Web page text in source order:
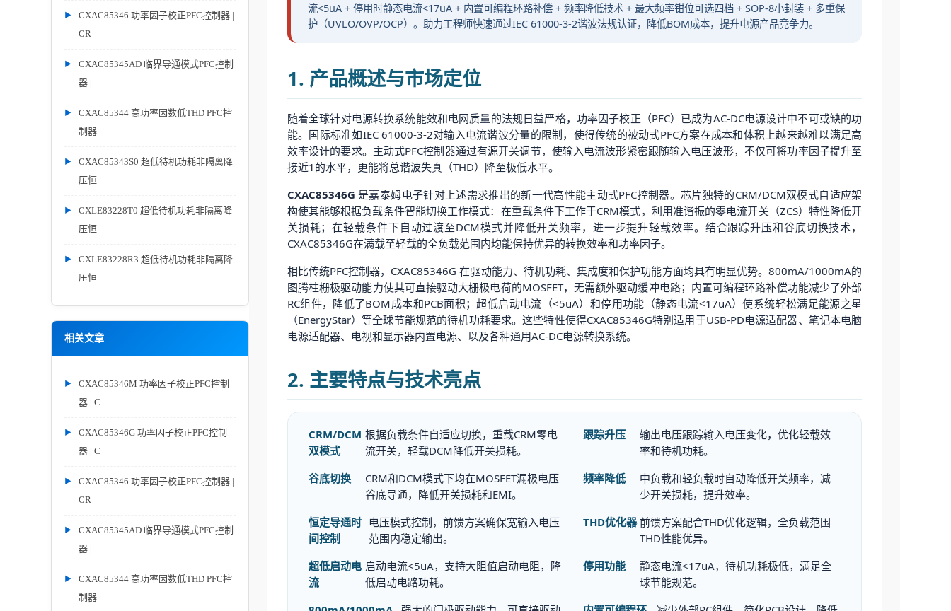
CXAC85346 功率因子校正PFC控制器 |
CR
CXAC85345AD 临界导通模式PFC控制
器 |
CXAC85344 高功率因数低THD PFC控
制器
CXAC85343S0 超低待机功耗非隔离降
压恒
CXLE83228T0 超低待机功耗非隔离降
压恒
CXLE83228R3 超低待机功耗非隔离降
压恒
相关文章
CXAC85346M 功率因子校正PFC控制
器 | C
CXAC85346G 功率因子校正PFC控制
器 | C
CXAC85346 功率因子校正PFC控制器 |
CR
CXAC85345AD 临界导通模式PFC控制
器 |
CXAC85344 高功率因数低THD PFC控
制器
流<5uA + 停用时静态电流<17uA + 内置可编程环路补偿 + 频率降低技术 + 最大频率钳位可选四档 + SOP-8小封装 + 多重保
护（UVLO/OVP/OCP）。助力工程师快速通过IEC 61000-3-2谐波法规认证，降低BOM成本，提升电源产品竞争力。
1. 产品概述与市场定位
随着全球针对电源转换系统能效和电网质量的法规日益严格，功率因子校正（PFC）已成为AC-DC电源设计中不可或缺的功
能。国际标准如IEC 61000-3-2对输入电流谐波分量的限制，使得传统的被动式PFC方案在成本和体积上越来越难以满足高
效率设计的要求。主动式PFC控制器通过有源开关调节，使输入电流波形紧密跟随输入电压波形，不仅可将功率因子提升至
接近1的水平，更能将总谐波失真（THD）降至极低水平。
CXAC85346G 是嘉泰姆电子针对上述需求推出的新一代高性能主动式PFC控制器。芯片独特的CRM/DCM双模式自适应架
构使其能够根据负载条件智能切换工作模式：在重载条件下工作于CRM模式，利用准谐振的零电流开关（ZCS）特性降低开
关损耗；在轻载条件下自动过渡至DCM模式并降低开关频率，进一步提升轻载效率。结合跟踪升压和谷底切换技术，
CXAC85346G在满载至轻载的全负载范围内均能保持优异的转换效率和功率因子。
相比传统PFC控制器，CXAC85346G 在驱动能力、待机功耗、集成度和保护功能方面均具有明显优势。800mA/1000mA的
图腾柱栅极驱动能力使其可直接驱动大栅极电荷的MOSFET，无需额外驱动缓冲电路；内置可编程环路补偿功能减少了外部
RC组件，降低了BOM成本和PCB面积；超低启动电流（<5uA）和停用功能（静态电流<17uA）使系统轻松满足能源之星
（EnergyStar）等全球节能规范的待机功耗要求。这些特性使得CXAC85346G特别适用于USB-PD电源适配器、笔记本电脑
电源适配器、电视和显示器内置电源、以及各种通用AC-DC电源转换系统。
2. 主要特点与技术亮点
CRM/DCM
双模式
根据负载条件自适应切换，重载CRM零电
流开关，轻载DCM降低开关损耗。
跟踪升压
输出电压跟踪输入电压变化，优化轻载效
率和待机功耗。
谷底切换
CRM和DCM模式下均在MOSFET漏极电压
谷底导通，降低开关损耗和EMI。
频率降低
中负载和轻负载时自动降低开关频率，减
少开关损耗，提升效率。
恒定导通时
间控制
电压模式控制，前馈方案确保宽输入电压
范围内稳定输出。
THD优化器 前馈方案配合THD优化逻辑，全负载范围
THD性能优异。
超低启动电
流
启动电流<5uA，支持大阻值启动电阻，降
低启动电路功耗。
停用功能
静态电流<17uA，待机功耗极低，满足全
球节能规范。